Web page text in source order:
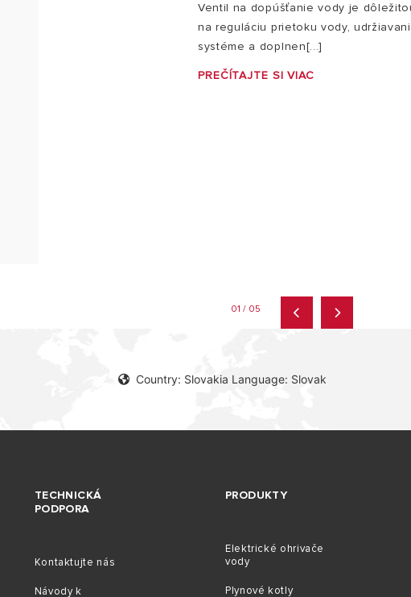
Ventil na dopúšťanie vody je
na reguláciu prietoku vody,
systéme a doplnen[...]
PREČÍTAJTE SI VIAC
01 / 05
Country: Slovakia Language: Slovak
TECHNICKÁ
PODPORA
Kontaktujte nás
Návody k
PRODUKTY
Elektrické ohrivače
vody
Plynové kotly